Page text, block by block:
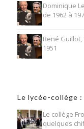
Dominique
de 1962 à
René
1951
Le lycée-collège
Le collège
quelques